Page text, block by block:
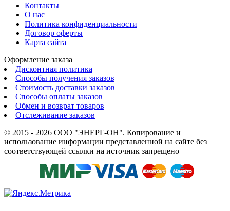
Контакты
О нас
Политика конфиденциальности
Договор оферты
Карта сайта
Оформление заказа
Дисконтная политика
Способы получения заказов
Стоимость доставки заказов
Способы оплаты заказов
Обмен и возврат товаров
Отслеживание заказов
© 2015 - 2026 ООО "ЭНЕРГ-ОН". Копирование и
использование информации представленной на сайте без
соответствующей ссылки на источник запрещено